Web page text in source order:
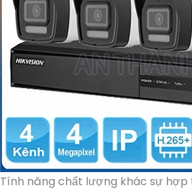
Tính năng chất lượng khác sự